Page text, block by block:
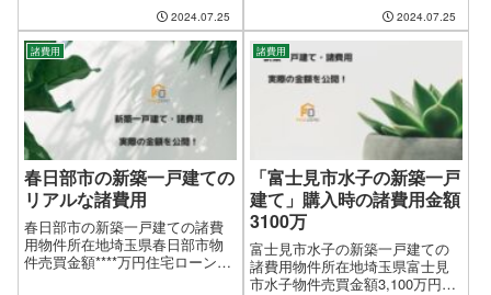
計金額450,689円（物件売買金額
の1.66%）諸経費合計金額の内訳
銀行ローン関...
2024.07.25
おりますが、諸条件により金額
が前後しますので、あくまでも
目安としてご覧下さい。物件所
在地草加市吉町物件価格（消費
2024.07.25
諸費用
春日部市の新築一戸建ての
リアルな諸費用
春日部市の新築一戸建ての諸費
用物件所在地埼玉県春日部市物
件売買金額****万円住宅ローン借
諸費用
「富士見市水子の新築一戸
建て」購入時の諸費用金額
3100万
富士見市水子の新築一戸建ての
諸費用物件所在地埼玉県富士見
市水子物件売買金額3,100万円住